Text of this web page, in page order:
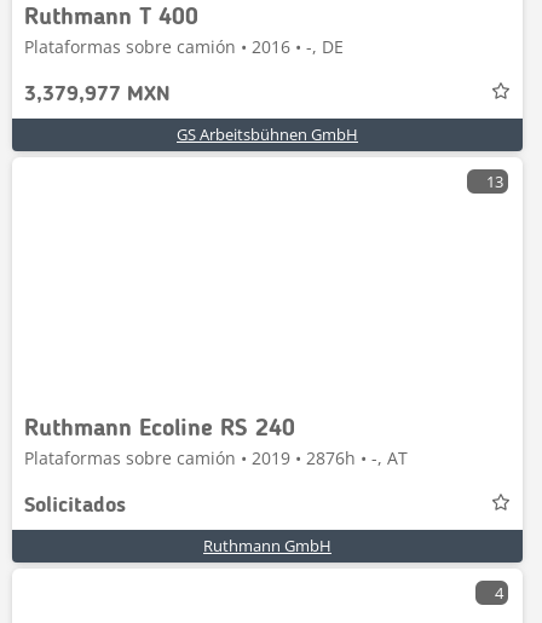
Ruthmann T 400
Plataformas sobre camión • 2016 • -, DE
3,379,977 MXN
GS Arbeitsbühnen GmbH
13
Ruthmann Ecoline RS 240
Plataformas sobre camión • 2019 • 2876h • -, AT
Solicitados
Ruthmann GmbH
4